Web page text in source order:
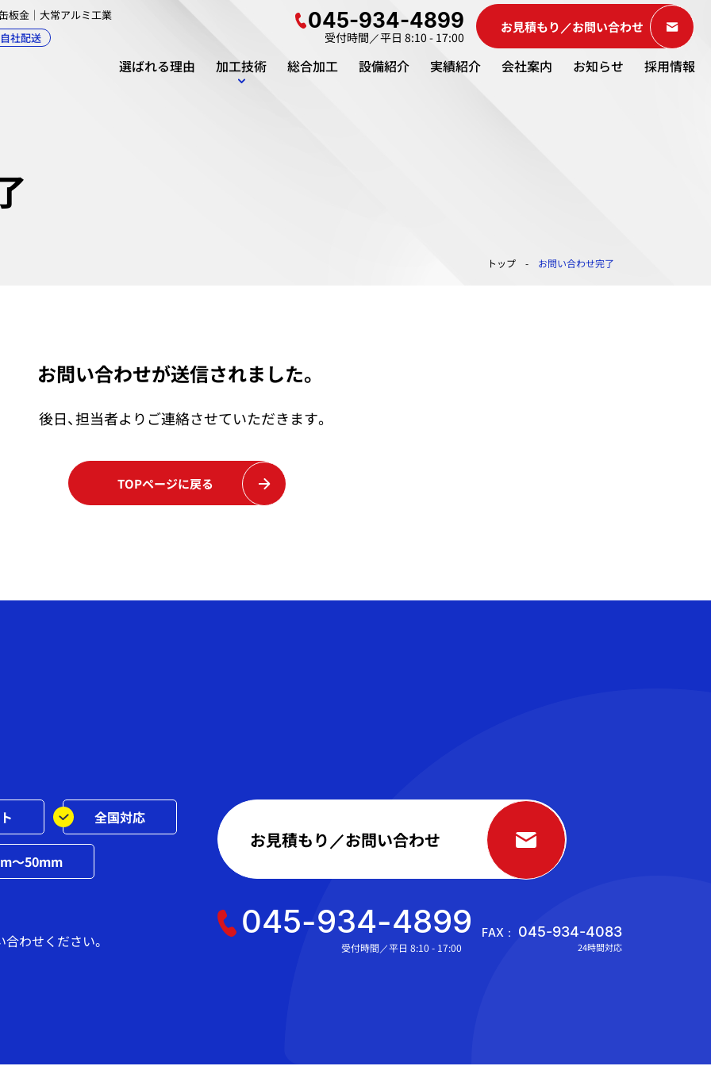
板金｜大常アルミ工業
社配送
045-934-4899
受付時間／平日 8:10 - 17:00
お見積もり／お問い合わせ
選ばれる理由 加工技術 総合加工 設備紹介 実績紹介 会社案内 お知らせ 採用情報
トップ お問い合わせ完了
お問い合わせが送信されました。
後日、担当者よりご連絡させていただきます。
TOPページに戻る
全国対応
～50mm
わせください。
お見積もり／お問い合わせ
045-934-4899
受付時間／平日 8:10 - 17:00
FAX： 045-934-4083
24時間対応